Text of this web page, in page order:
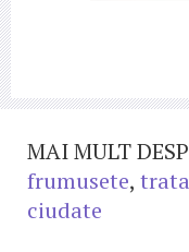
MAI MULT
frumusete,
ciudate